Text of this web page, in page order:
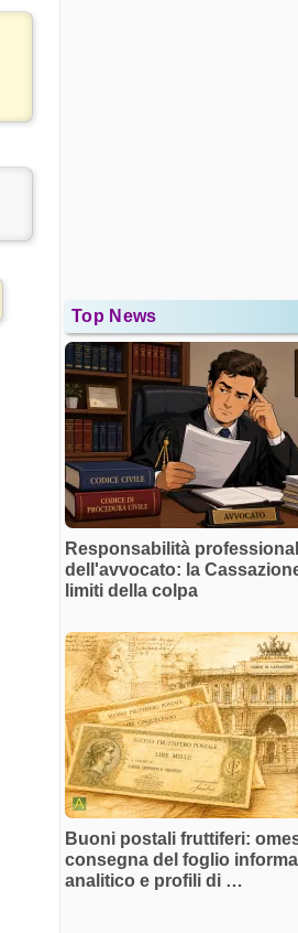
Top News
Responsabilità
dell'avvocato: la
limiti della colpa
Buoni postali fruttiferi:
consegna del foglio
analitico e profili di …